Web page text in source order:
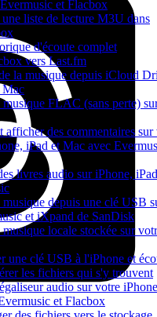
et Flacbox
liste de lecture M3U dans
d'écoute complet
vers Last.fm
la musique depuis iCloud
Mac
FLAC (sans perte)
afficher des commentaires sur
iPad et Mac avec
livres audio sur iPhone,
depuis une clé USB
et iXpand de SanDisk
locale stockée sur
une clé USB à l'iPhone et
les fichiers qui s'y trouvent
audio sur votre
et Flacbox